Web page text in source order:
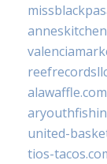
alawaffle.com
united-
tios-